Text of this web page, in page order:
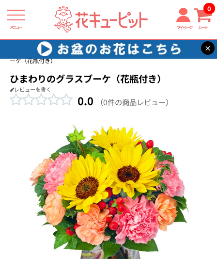
メニュー マイページ カート
0
×
花キューピット 花束・ブーケ
【花束・ブーケ】ひまわりのグラスブ
ーケ（花瓶付き）
ひまわりのグラスブーケ（花瓶付き）
レビューを書く
0.0 （0件の商品レビュー）